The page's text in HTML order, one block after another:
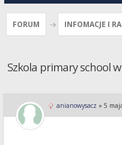
FORUM INFOMACJE I
Szkola primary school
anianowysacz » 5